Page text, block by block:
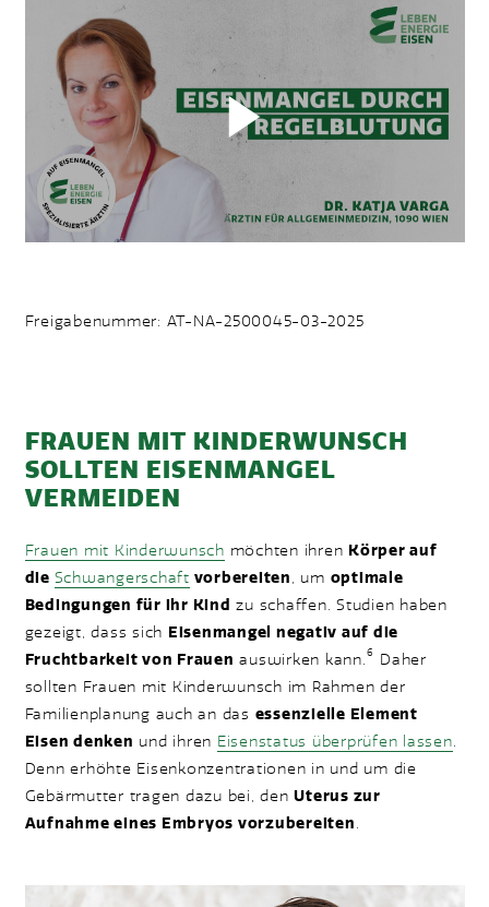
FREIGABENUMMER
Freigabenummer: AT-NA-2500045-03-2025
FRAUEN MIT KINDERWUNSCH
SOLLTEN EISENMANGEL
VERMEIDEN
Frauen mit Kinderwunsch möchten ihren Körper auf
die Schwangerschaft vorbereiten, um optimale
Bedingungen für ihr Kind zu schaffen. Studien haben
gezeigt, dass sich Eisenmangel negativ auf die
Fruchtbarkeit von Frauen auswirken kann. 6
Daher
sollten Frauen mit Kinderwunsch im Rahmen der
Familienplanung auch an das essenzielle Element
Eisen denken und ihren Eisenstatus überprüfen lassen.
Denn erhöhte Eisenkonzentrationen in und um die
Gebärmutter tragen dazu bei, denUterus zur
Aufnahme eines Embryos vorzubereiten.